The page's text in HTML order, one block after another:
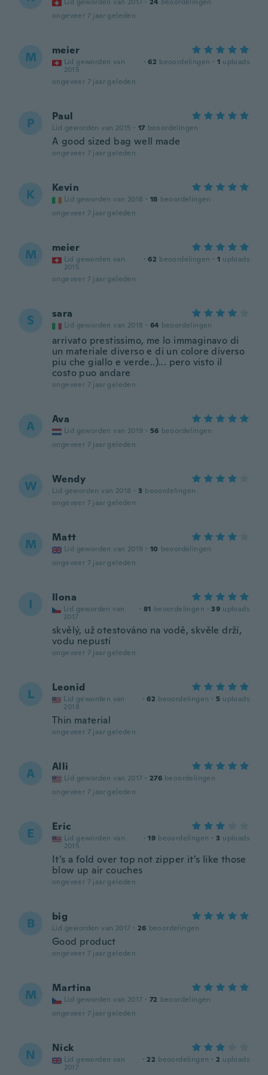
ongeveer 7 jaar geleden
M meier
Lid geworden van
2015
· 62 beoordelingen · 1 uploads
ongeveer 7 jaar geleden
P Paul
Lid geworden van 2015 · 17 beoordelingen
A good sized bag well made
ongeveer 7 jaar geleden
K Kevin
Lid geworden van 2018 · 18 beoordelingen
ongeveer 7 jaar geleden
M meier
Lid geworden van
2015
· 62 beoordelingen · 1 uploads
ongeveer 7 jaar geleden
S sara
Lid geworden van 2018 · 64 beoordelingen
arrivato prestissimo, me lo immaginavo di
un materiale diverso e di un colore diverso
piu che giallo e verde..)... pero visto il
costo puo andare
ongeveer 7 jaar geleden
A Ava
Lid geworden van 2019 · 56 beoordelingen
ongeveer 7 jaar geleden
W Wendy
Lid geworden van 2018 · 3 beoordelingen
ongeveer 7 jaar geleden
M Matt
Lid geworden van 2019 · 10 beoordelingen
ongeveer 7 jaar geleden
I Ilona
Lid geworden van
2017
· 81 beoordelingen · 39 uploads
skvělý, už otestováno na vodě, skvěle drží,
vodu nepustí
ongeveer 7 jaar geleden
L Leonid
Lid geworden van
2018
· 62 beoordelingen · 5 uploads
Thin material
ongeveer 7 jaar geleden
A Alli
Lid geworden van 2017 · 276 beoordelingen
ongeveer 7 jaar geleden
E Eric
Lid geworden van
2015
· 19 beoordelingen · 3 uploads
It’s a fold over top not zipper it’s like those
blow up air couches
ongeveer 7 jaar geleden
B big
Lid geworden van 2017 · 26 beoordelingen
Good product
ongeveer 7 jaar geleden
M Martina
Lid geworden van 2017 · 72 beoordelingen
ongeveer 7 jaar geleden
N Nick
Lid geworden van
2017
· 22 beoordelingen · 2 uploads